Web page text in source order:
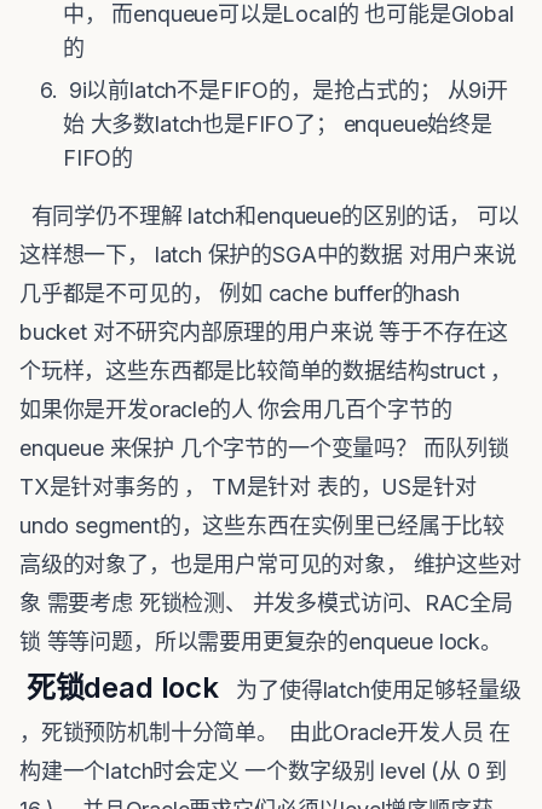
中， 而enqueue可以是Local的 也可能是Global
的
9i以前latch不是FIFO的，是抢占式的； 从9i开
始 大多数latch也是FIFO了； enqueue始终是
FIFO的
有同学仍不理解 latch和enqueue的区别的话， 可以
这样想一下， latch 保护的SGA中的数据 对用户来说
几乎都是不可见的， 例如 cache buffer的hash
bucket 对不研究内部原理的用户来说 等于不存在这
个玩样，这些东西都是比较简单的数据结构struct ，
如果你是开发oracle的人 你会用几百个字节的
enqueue 来保护 几个字节的一个变量吗？ 而队列锁
TX是针对事务的 ， TM是针对 表的，US是针对
undo segment的，这些东西在实例里已经属于比较
高级的对象了，也是用户常可见的对象， 维护这些对
象 需要考虑 死锁检测、 并发多模式访问、RAC全局
锁 等等问题，所以需要用更复杂的enqueue lock。
死锁dead lock为了使得latch使用足够轻量级
，死锁预防机制十分简单。 由此Oracle开发人员 在
构建一个latch时会定义 一个数字级别 level (从 0 到